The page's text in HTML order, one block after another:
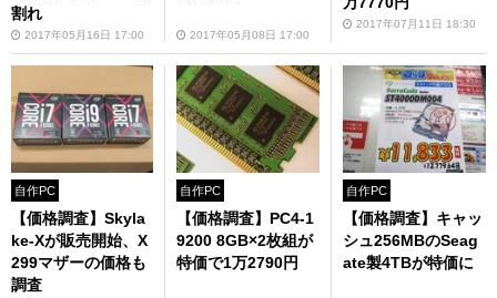
割れ
2017年05月16日 17:00 2017年05月08日 17:00
2017年07月11日 18:30
自作PC
【価格調査】Skyla
ke-Xが販売開始、X
299マザーの価格も
調査
自作PC
【価格調査】PC4-1
9200 8GB×2枚組が
特価で1万2790円
自作PC
【価格調査】キャッ
シュ256MBのSeag
ate製4TBが特価に